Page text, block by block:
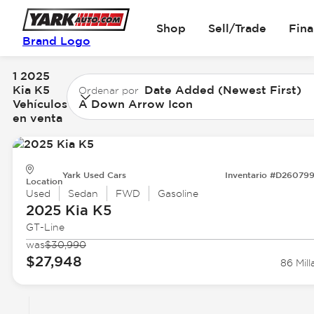
Brand Logo
Shop Sell/Trade
1 2025
Kia K5
Vehículos
en venta
Ordenar por Date Added (Newest First)
A Down Arrow Icon
Location
Yark Used Cars Inventario
Used Sedan FWD Gasoline
2025 Kia K5
GT-Line
was$30,990
$27,948 86